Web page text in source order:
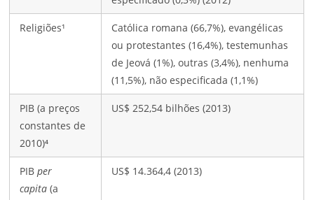
Religiões¹
Católica romana (66,7%), evangélicas
ou protestantes (16,4%), testemunhas
de Jeová (1%), outras (3,4%), nenhuma
(11,5%), não especificada (1,1%)
PIB (a preços
constantes de
2010)⁴
US$ 252,54 bilhões (2013)
PIBper
capita (a
US$ 14.364,4 (2013)